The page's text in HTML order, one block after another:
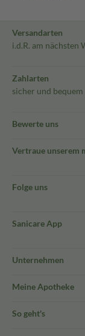
Versandarten
i.d.R. am nächsten
Zahlarten
sicher und bequem
Bewerte uns
Vertraue unserem
Folge uns
Sanicare App
Unternehmen
Meine Apotheke
So geht's